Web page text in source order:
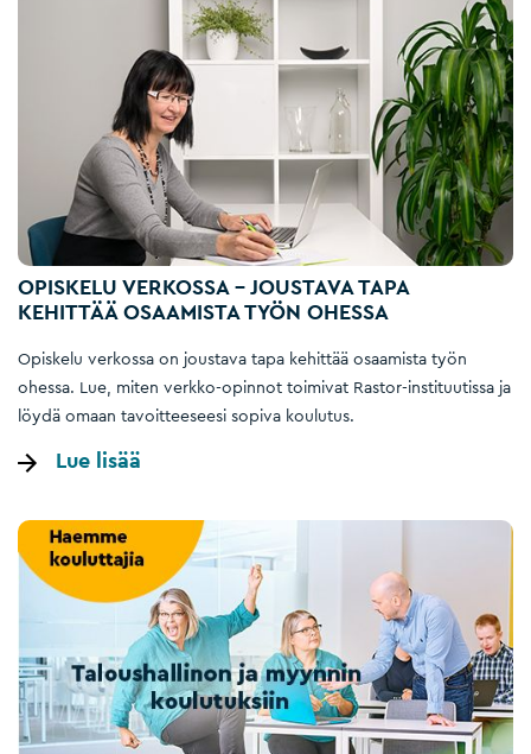
OPISKELU VERKOSSA – JOUSTAVA TAPA
KEHITTÄÄ OSAAMISTA TYÖN OHESSA
Opiskelu verkossa on joustava tapa kehittää osaamista työn
ohessa. Lue, miten verkko-opinnot toimivat Rastor-instituutissa ja
löydä omaan tavoitteeseesi sopiva koulutus.
Lue lisää